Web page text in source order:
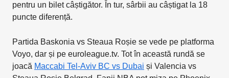
pentru un bilet câștigător. În tur, sârbii au câștigat la 18
puncte diferență.
Partida Baskonia vs Steaua Roșie se vede pe platforma
Voyo, dar și pe euroleague.tv. Tot în această rundă se
joacă Maccabi Tel-Aviv BC vs Dubai și Valencia vs